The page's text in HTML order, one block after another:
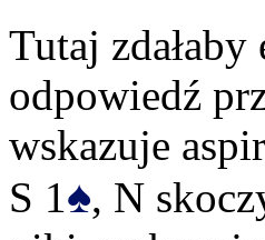
Tutaj
odpowiedź
wskazuje
S 1♠, N